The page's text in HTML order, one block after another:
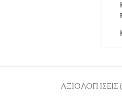
ΑΞΙΟΛΟΓΉΣΕΙΣ